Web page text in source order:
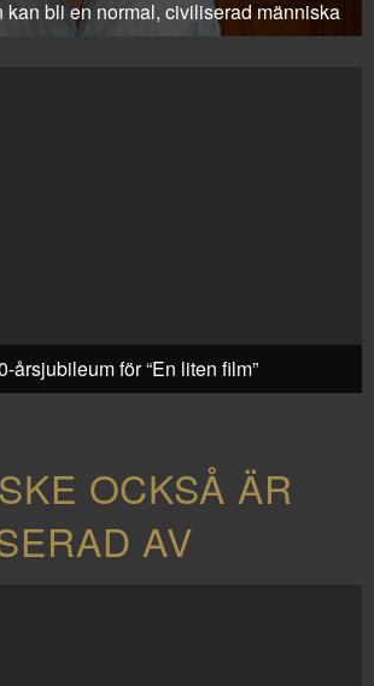
kan bli en normal, civiliserad människa
årsjubileum för “En liten film”
OCKSÅ ÄR
AV